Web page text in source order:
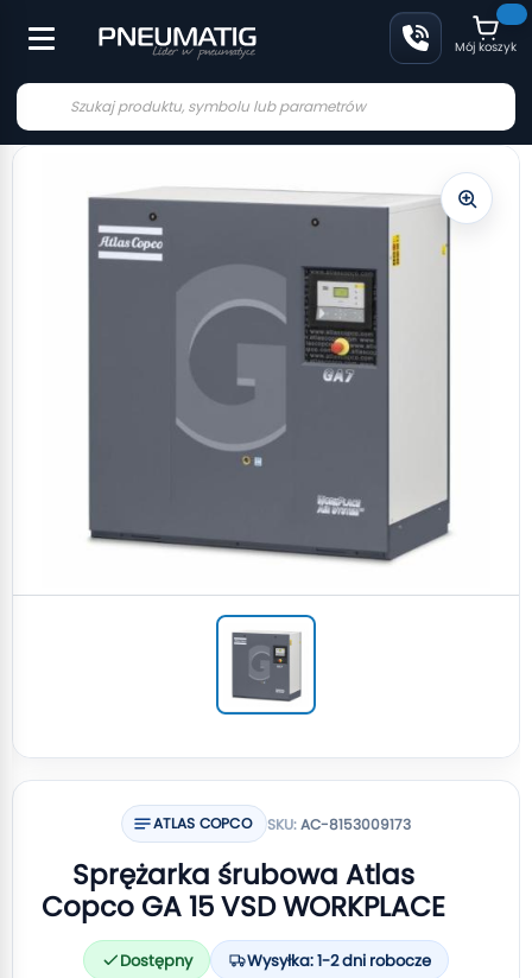
Mój koszyk
ATLAS COPCO SKU:AC-8153009173
Sprężarka śrubowa Atlas
Copco GA 15 VSD WORKPLACE
Dostępny Wysyłka: 1-2 dni robocze